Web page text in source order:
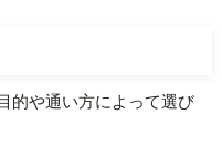
的や通い方によって選び